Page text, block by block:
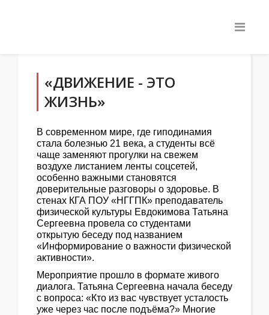
«ДВИЖЕНИЕ - ЭТО
ЖИЗНЬ»
В современном мире, где гиподинамия
стала болезнью 21 века, а студенты всё
чаще заменяют прогулки на свежем
воздухе листанием ленты соцсетей,
особенно важными становятся
доверительные разговоры о здоровье. В
стенах КГА ПОУ «НГГПК» преподаватель
физической культуры Евдокимова Татьяна
Сергеевна провела со студентами
открытую беседу под названием
«Информирование о важности физической
активности».
Мероприятие прошло в формате живого
диалога. Татьяна Сергеевна начала беседу
с вопроса: «Кто из вас чувствует усталость
уже через час после подъёма?» Многие